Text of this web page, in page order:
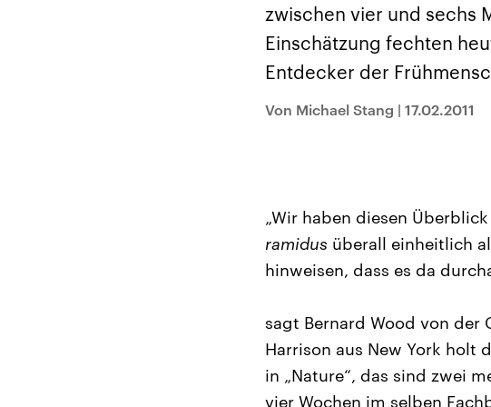
Sachsen-Anhalt wählt
einen neuen Landtag.
Bundesland von einer
und FDP regiert.-
Umfragen, Prognosen,
Hintergründe
militärisch gehören
den mächtigsten
großem Einfluss auf
aktuelle
zwischen vier und sechs
Einschätzung fechten
Entdecker der
Von Michael Stang | 17.02.2011
„Wir haben diesen
ramidus überall einheitlich
hinweisen, dass es da
sagt Bernard Wood von der
Harrison aus New York holt
in „Nature“, das sind zwei
vier Wochen im selben